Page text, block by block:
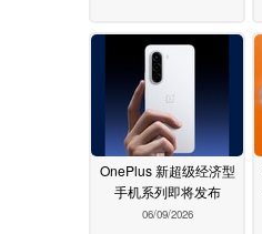
OnePlus 新超级经济型
手机系列即将发布
06/09/2026